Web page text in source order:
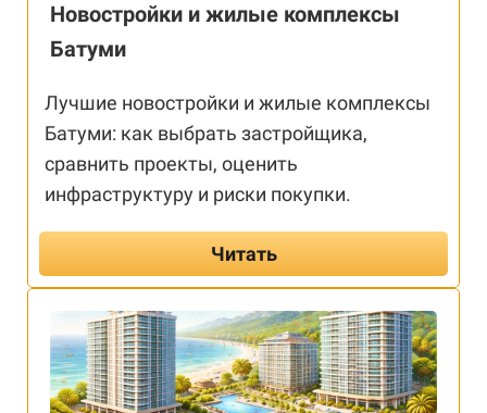
Новостройки и жилые комплексы
Батуми
Лучшие новостройки и жилые комплексы
Батуми: как выбрать застройщика,
сравнить проекты, оценить
инфраструктуру и риски покупки.
Читать